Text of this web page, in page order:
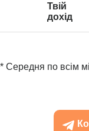
Твій
дохід
* Середня по всім